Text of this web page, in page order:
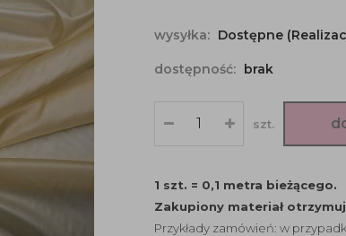
wysyłka: Dostępne
dostępność: brak
szt.
1 szt. = 0,1 metra bieżącego.
Zakupiony materiał
Przykłady zamówień: w